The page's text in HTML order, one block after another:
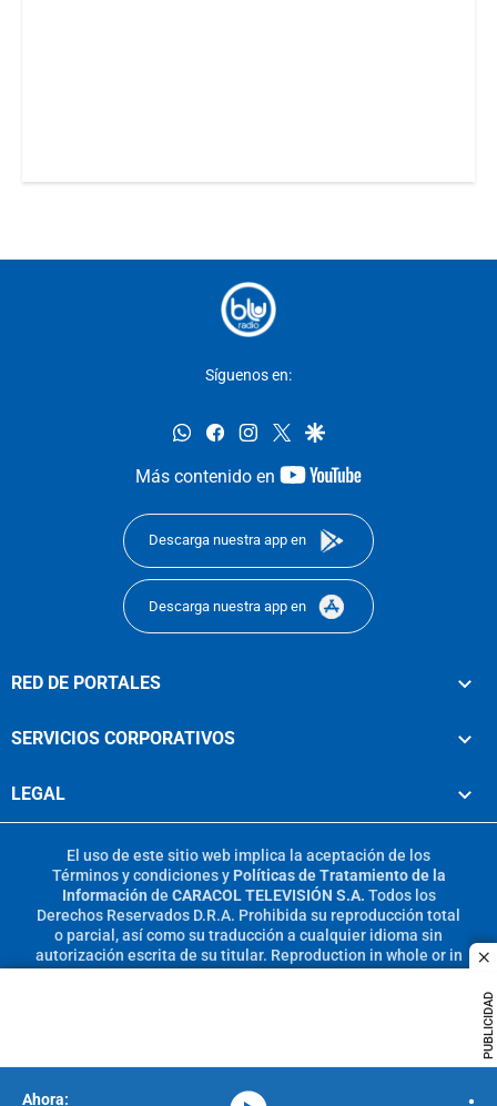
PUBLICIDAD
Síguenos en:
whatsappfacebookinstagram
twittergoogle
Más contenido en
youtube-
Descarga nuestra app en
Descarga nuestra app en
RED DE PORTALES
SERVICIOS CORPORATIVOS
LEGAL
El uso de este sitio web implica la aceptación de los
Términos y condicionesy Políticas de Tratamiento de la
Información de CARACOL TELEVISIÓN S.A. Todos los
Derechos Reservados D.R.A. Prohibida su reproducción total
o parcial, así como su traducción a cualquier idioma sin
autorización escrita de su titular. Reproduction in whole or in